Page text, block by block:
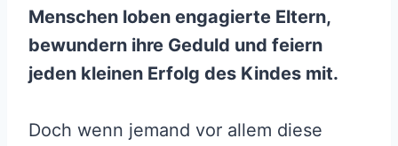
Menschen loben engagierte Eltern,
bewundern ihre Geduld und feiern
jeden kleinen Erfolg des Kindes mit.
Doch wenn jemand vor allem diese